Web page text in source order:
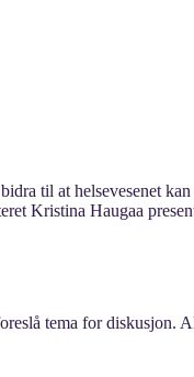
til at helsevesenet
Kristina Haugaa
tema for diskusjon.